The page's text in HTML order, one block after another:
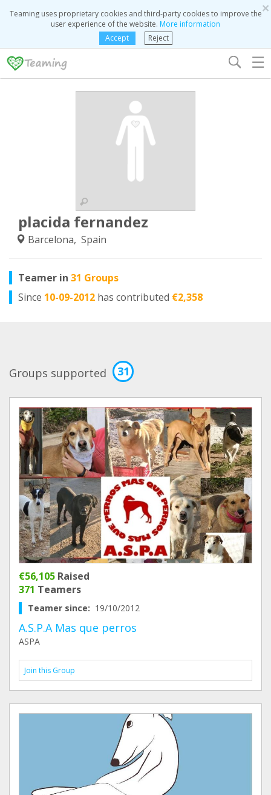
×
Teaming uses proprietary cookies and third-party cookies to improve the
user experience of the website. More information
Accept
Reject
☰
placida fernandez
Barcelona, Spain
Teamer in 31 Groups
Since 10-09-2012 has contributed €2,358
Groups supported 31
€56,105 Raised
371 Teamers
Teamer since: 19/10/2012
A.S.P.A Mas que perros
ASPA
Join this Group